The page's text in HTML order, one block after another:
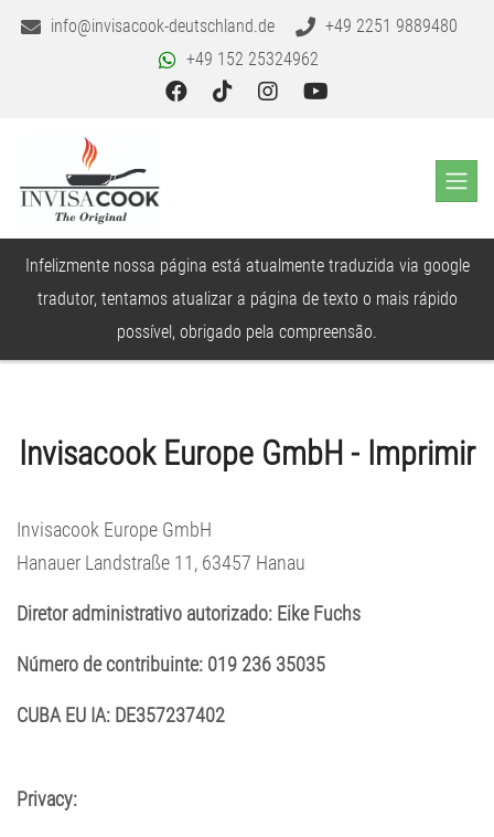
info@invisacook-deutschland.de
+49 2251 9889480
+49 152 25324962
Infelizmente nossa página está atualmente traduzida via google
tradutor, tentamos atualizar a página de texto o mais rápido
possível, obrigado pela compreensão.
Invisacook Europe GmbH - Imprimir
Invisacook Europe GmbH
Hanauer Landstraße 11, 63457 Hanau
Diretor administrativo autorizado: Eike Fuchs
Número de contribuinte: 019 236 35035
CUBA EU IA: DE357237402
Privacy: